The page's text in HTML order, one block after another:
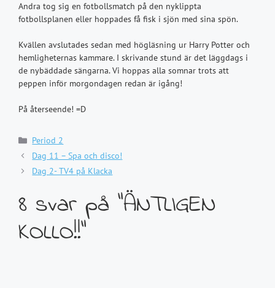
Andra tog sig en fotbollsmatch på den nyklippta
fotbollsplanen eller hoppades få fisk i sjön med sina spön.
Kvällen avslutades sedan med högläsning ur Harry Potter och
hemligheternas kammare. I skrivande stund är det läggdags i
de nybäddade sängarna. Vi hoppas alla somnar trots att
peppen inför morgondagen redan är igång!
På återseende! =D
Kategorier
Period 2
Dag 11 – Spa och disco!
Dag 2- TV4 på Klacka
8 svar på ”ÄNTLIGEN
KOLLO!!”